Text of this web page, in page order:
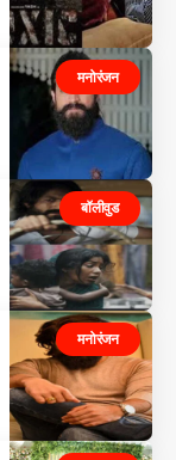
मनोरंजन
बॉलीवुड
मनोरंजन